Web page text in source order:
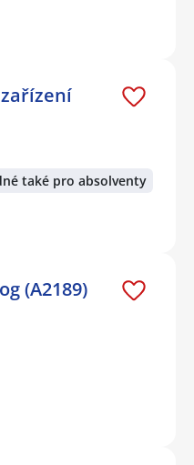
také pro absolventy
(A2189)